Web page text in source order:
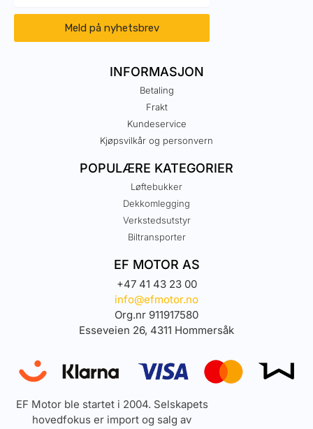
Meld på nyhetsbrev
INFORMASJON
Betaling
Frakt
Kundeservice
Kjøpsvilkår og personvern
POPULÆRE KATEGORIER
Løftebukker
Dekkomlegging
Verkstedsutstyr
Biltransporter
EF MOTOR AS
+47 41 43 23 00
info@efmotor.no
Org.nr 911917580
Esseveien 26, 4311 Hommersåk
EF Motor ble startet i 2004. Selskapets
hovedfokus er import og salg av